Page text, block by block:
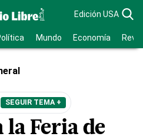
Edición USA
Mundo Economía
SEGUIR TEMA +
la Feria de